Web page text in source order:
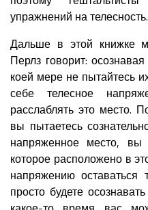
упражнений на телесность.
Дальше в этой книжке
Перлз говорит:
коей мере не пытайтесь
себе телесное
расслаблять это место.
вы пытаетесь
напряженное место, вы
которое расположено в
напряжению
просто будете